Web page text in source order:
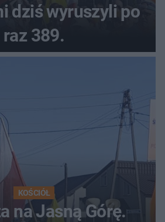
dziś wyruszyli po
raz 389.
KOŚCIÓŁ
na Jasną Górę.